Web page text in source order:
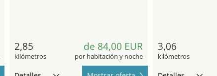
2,85
kilómetros
de 84,00 EUR
por habitación y noche
3,06
kilómetros